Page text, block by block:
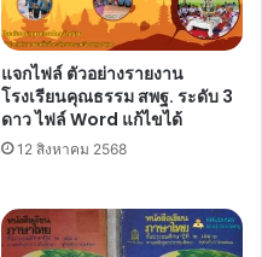
แจกไฟล์ ตัวอย่างรายงาน
โรงเรียนคุณธรรม สพฐ. ระดับ 3
ดาว ไฟล์ Word แก้ไขได้
12 สิงหาคม 2568